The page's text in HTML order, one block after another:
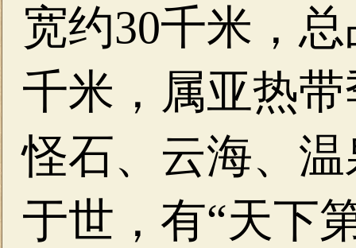
宽约30千米，
千米，属亚热
怪石、云海、
于世，有“天下